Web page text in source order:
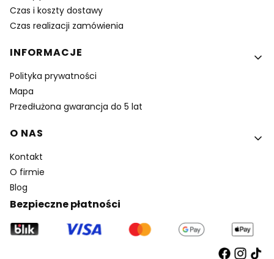
Czas i koszty dostawy
Czas realizacji zamówienia
INFORMACJE
Polityka prywatności
Mapa
Przedłużona gwarancja do 5 lat
O NAS
Kontakt
O firmie
Blog
Bezpieczne płatności